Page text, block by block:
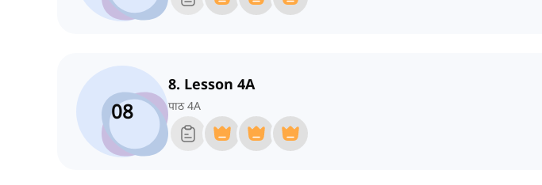
08
8. Lesson 4A
पाठ 4A